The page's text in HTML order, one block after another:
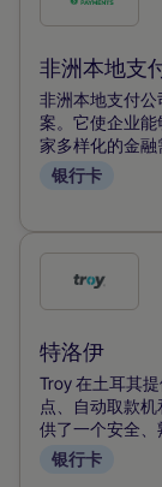
选
此
付
款
方
式
非洲本地支
非洲本地支付
案。它使企业
家多样化的金融
银行卡
选
此
付
款
方
式
特洛伊
Troy 在土耳其
点、自动取款
供了一个安全、
结合起来，既
银行卡